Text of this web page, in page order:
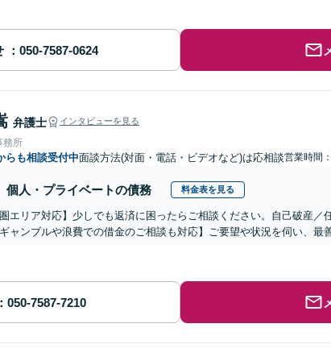
弁護士 インタビューを見る
務所
らも相談受付中面談方法(対面・電話・ビデオなど)は応相談営業時間
個人・プライベートの債務 料金表を見る
エリア対応】少しでも返済に困ったらご相談ください。自己破産／
ャンブルや浪費での借金のご相談も対応】ご要望や状況を伺い、最